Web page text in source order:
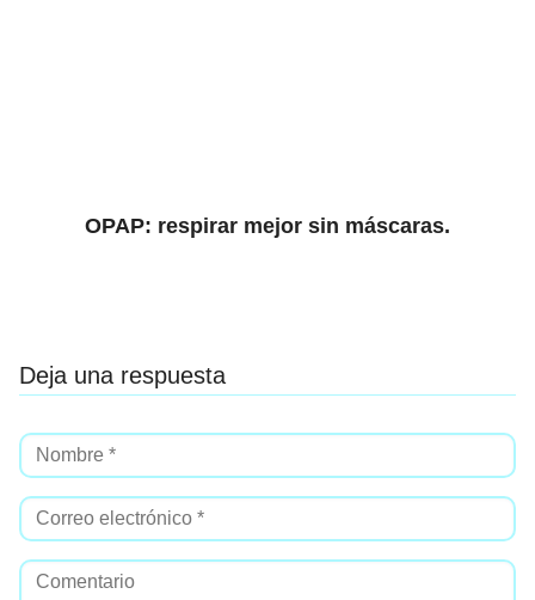
OPAP: respirar mejor sin máscaras.
Deja una respuesta